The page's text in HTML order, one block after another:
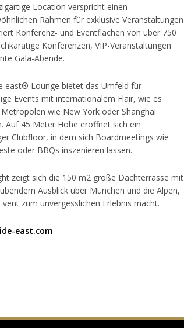
Location verspricht einen
Rahmen für exklusive Veranstaltungen
Konferenz- und Eventflächen von über 750
Konferenzen, VIP-Veranstaltungen
Gala-Abende.
east® Lounge bietet das Umfeld für
Events mit internationalem Flair, wie es
wie New York oder Shanghai
Auf 45 Meter Höhe eröffnet sich ein
Clubfloor, in dem sich Boardmeetings wie
oder BBQs inszenieren lassen.
zeigt sich die 150 m2 große Dachterrasse mit
Ausblick über München und die Alpen,
zum unvergesslichen Erlebnis macht.
east.com